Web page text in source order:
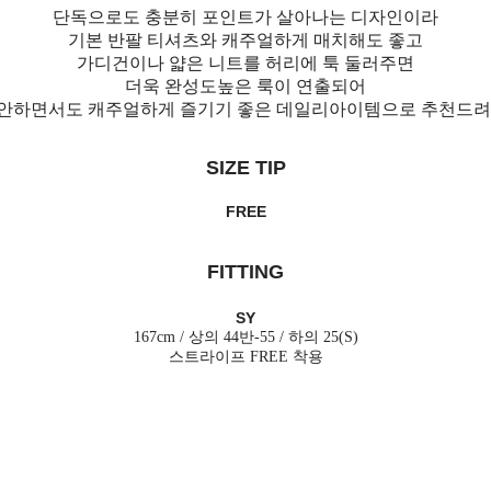
단독으로도 충분히 포인트가 살아나는 디자인이라
기본 반팔 티셔츠와 캐주얼하게 매치해도 좋고
가디건이나 얇은 니트를 허리에 툭 둘러주면
더욱 완성도높은 룩이 연출되어
하면서도 캐주얼하게 즐기기 좋은 데일리아이템으로 추천드
SIZE TIP
FREE
FITTING
SY
167cm / 상의 44반-55 / 하의 25(S)
스트라이프 FREE 착용